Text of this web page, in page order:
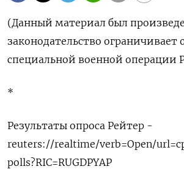
(Данный материал был
законодательство ограничивает
специальной военной операции
*
Результаты опроса Рейтер -
reuters://realtime/verb=Open/
polls?RIC=RUGDPYAP